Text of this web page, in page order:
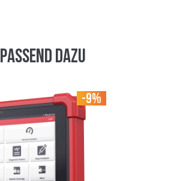
Passend dazu
-9%